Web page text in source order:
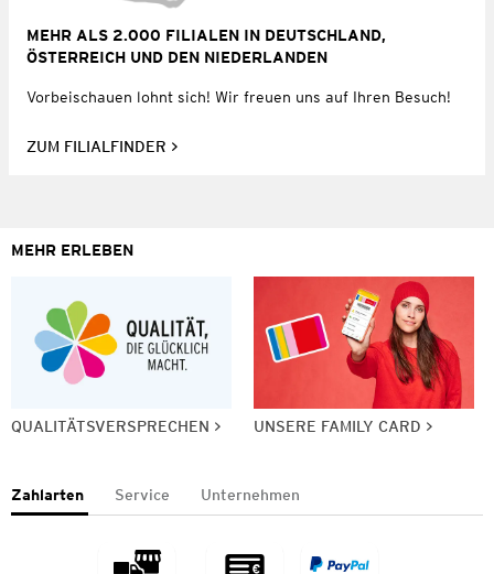
MEHR ALS 2.000 FILIALEN IN DEUTSCHLAND,
ÖSTERREICH UND DEN NIEDERLANDEN
Vorbeischauen lohnt sich! Wir freuen uns auf Ihren Besuch!
ZUM FILIALFINDER
MEHR ERLEBEN
QUALITÄTSVERSPRECHEN UNSERE FAMILY CARD
Zahlarten Service Unternehmen